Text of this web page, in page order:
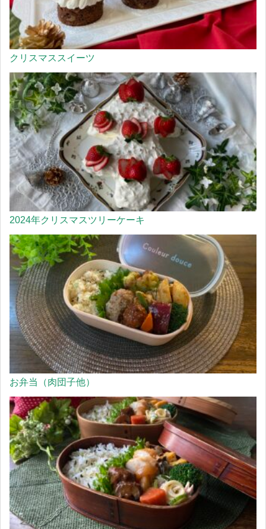
クリスマススイーツ
2024年クリスマスツリーケーキ
お弁当（肉団子他）